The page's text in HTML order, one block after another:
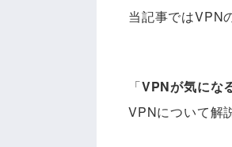
当記事ではVPN
「VPNが気にな
VPNについて解